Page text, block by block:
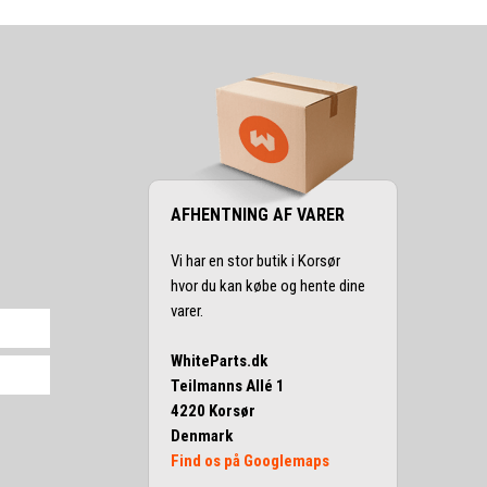
AFHENTNING AF VARER
Vi har en stor butik i Korsør
hvor du kan købe og hente dine
varer.
WhiteParts.dk
Teilmanns Allé 1
4220 Korsør
Denmark
Find os på Googlemaps